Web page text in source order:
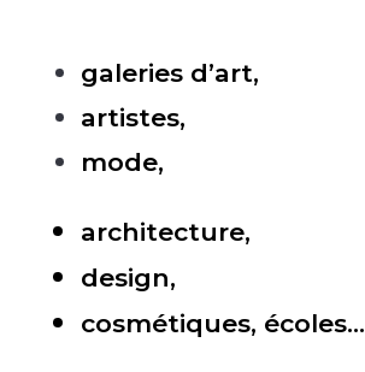
galeries d’art,
artistes,
mode,
architecture,
design,
cosmétiques, écoles…